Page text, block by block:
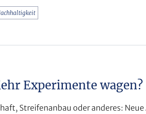
Experimente wagen?
Streifenanbau oder anderes: